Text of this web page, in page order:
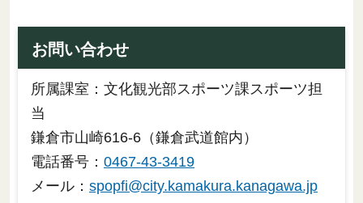
お問い合わせ
所属課室：文化観光部スポーツ課スポーツ担
当
鎌倉市山崎616-6（鎌倉武道館内）
電話番号： 0467-43-3419
メール： spopfi@city.kamakura.kanagawa.jp